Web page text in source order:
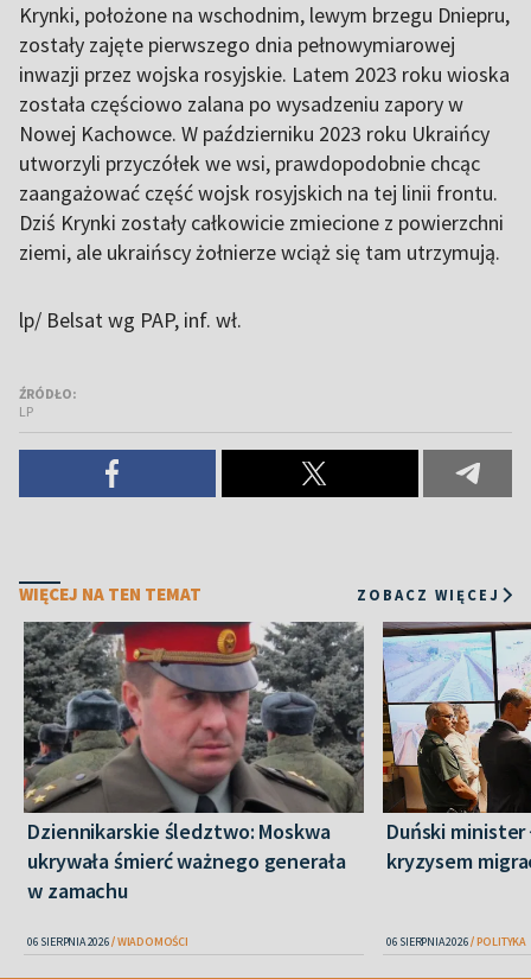
Krynki, położone na wschodnim, lewym brzegu Dniepru,
zostały zajęte pierwszego dnia pełnowymiarowej
inwazji przez wojska rosyjskie. Latem 2023 roku wioska
została częściowo zalana po wysadzeniu zapory w
Nowej Kachowce. W październiku 2023 roku Ukraińcy
utworzyli przyczółek we wsi, prawdopodobnie chcąc
zaangażować część wojsk rosyjskich na tej linii frontu.
Dziś Krynki zostały całkowicie zmiecione z powierzchni
ziemi, ale ukraińscy żołnierze wciąż się tam utrzymują.
lp/ Belsat wg PAP, inf. wł.
ŹRÓDŁO:
LP
WIĘCEJ NA TEN TEMAT ZOBACZ WIĘCEJ
Dziennikarskie śledztwo: Moskwa
ukrywała śmierć ważnego generała
w zamachu
06 SIERPNIA 2026 WIADOMOŚCI
Duński minister
kryzysem
06 SIERPNIA 2026 POLITYKA